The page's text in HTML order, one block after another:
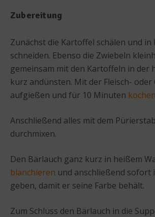
Zubereitung
Zunächst die Kartoffel schälen und in
schneiden. Ebenso die Zwiebeln
gemeinsam mit den Kartoffeln in der
kurz andünsten. Mit der Fleisch- oder
aufgießen und für 10 Minuten kochen
Anschließend alles mit dem
durchmixen.
Den Bärlauch ganz kurz in heißem
blanchieren und anschließend sofort
geben, damit er seine Farbe behält.
Zum Schluss den Bärlauch in die